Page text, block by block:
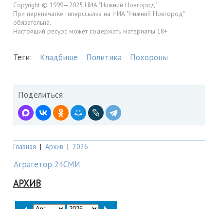
Copyright © 1999—2025 НИА "Нижний Новгород".
При перепечатке гиперссылка на НИА "Нижний Новгород"
обязательна.
Настоящий ресурс может содержать материалы 18+
Теги: Кладбище Политика Похороны
Поделиться:
Главная | Архив | 2026
Аграгетор 24СМИ
АРХИВ